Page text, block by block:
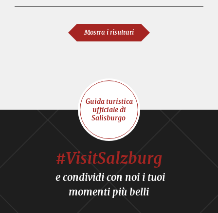
Mostra i risultati
Guida turistica
ufficiale di
Salisburgo
#VisitSalzburg
e condividi con noi i tuoi
momenti più belli